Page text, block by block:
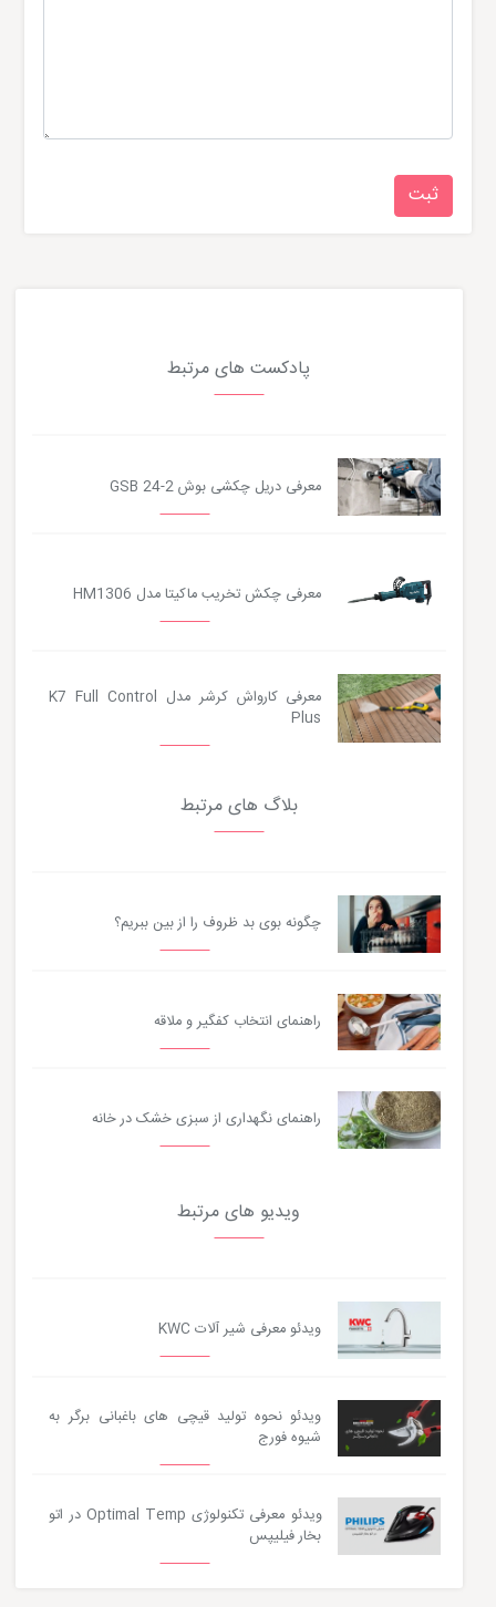
پادکست های مرتبط
معرفی دریل چکشی بوش GSB 24-2
معرفی چکش تخریب ماکیتا مدل HM1306
معرفی کارواش کرشر مدل K7 Full Control
Plus
بلاگ های مرتبط
چگونه بوی بد ظروف را از بین ببریم؟
راهنمای انتخاب کفگیر و ملاقه
راهنمای نگهداری از سبزی خشک در خانه
ویدیو های مرتبط
ویدئو معرفی شیر آلات KWC
ویدئو نحوه تولید قیچی های باغبانی برگر به
شیوه فورج
ویدئو معرفی تکنولوژی Optimal Temp در اتو
بخار فیلیپس